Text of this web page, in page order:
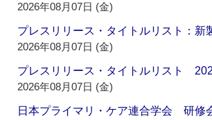
2026年08月07日 (金)
プレスリリース・タイトルリスト：
2026年08月07日 (金)
プレスリリース・タイトルリスト
2026年08月07日 (金)
日本プライマリ・ケア連合学会 研